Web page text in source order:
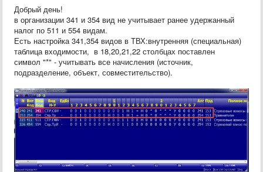
Добрый день!
в организации 341 и 354 вид не учитывает ранее удержанный
налог по 511 и 554 видам.
Есть настройка 341,354 видов в ТВХ:внутренняя (специальная)
таблица входимости, в 18,20,21,22 столбцах поставлен
символ "*" - учитывать все начисления (источник,
подразделение, объект, совместительство).